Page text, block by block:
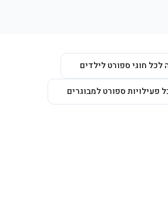
לכל חוגי ספורט לילדים
פעילויות ספורט למבוגרים